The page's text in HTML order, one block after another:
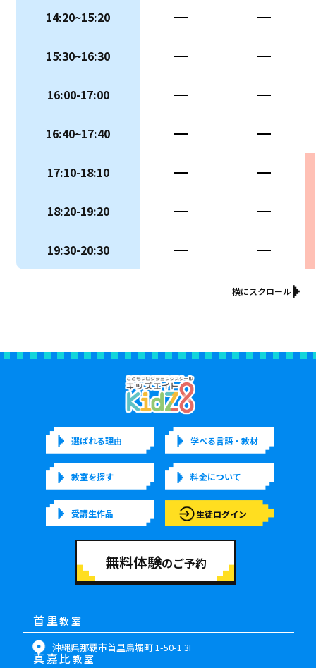
14:20~15:20 ー ー
15:30~16:30 ー ー
16:00-17:00 ー ー
16:40~17:40 ー ー
17:10-18:10 ー ー
18:20-19:20 ー ー
19:30-20:30 ー ー
横にスクロール
選ばれる理由 学べる言語・教材
教室を探す 料金について
受講生作品 生徒ログイン
無料体験のご予約
首里教室
沖縄県那覇市首里鳥堀町 1-50-1 3F
真嘉比教室